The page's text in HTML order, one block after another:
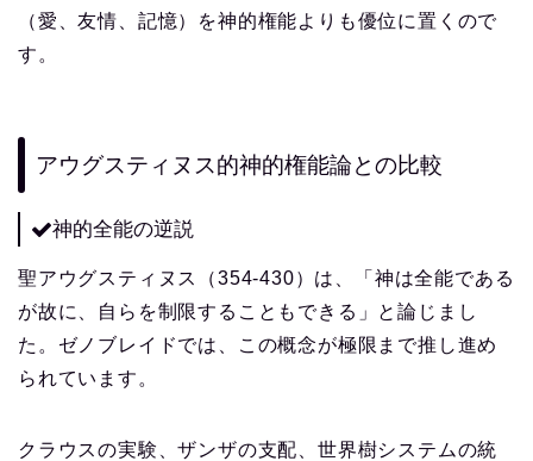
（愛、友情、記憶）を神的権能よりも優位に置くので
す。
アウグスティヌス的神的権能論との比較
神的全能の逆説
聖アウグスティヌス（354-430）は、「神は全能である
が故に、自らを制限することもできる」と論じまし
た。ゼノブレイドでは、この概念が極限まで推し進め
られています。
クラウスの実験、ザンザの支配、世界樹システムの統